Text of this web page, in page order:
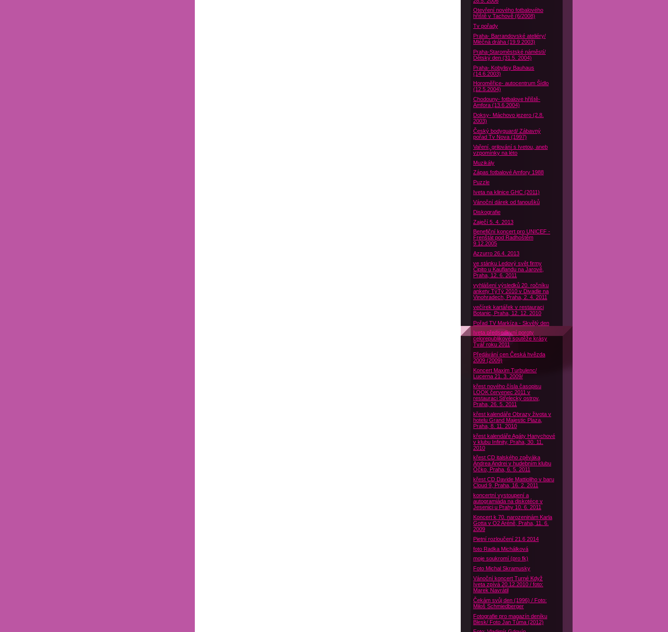
Otevření nového fotbalového
hřiště v Tachově (6/2008)
Tv pořady
Praha- Barrandovské ateliéry/
Mléčná dráha (19.9 2003)
Praha-Staroměstské náměstí/
Dětský den (31.5. 2004)
Praha- Kobylisy Bauhaus
(14.6.2003)
Horoměřice- autocentrum Šídlo
(12.5.2004)
Chodouny- fotbalove hřiště-
Amfora (13.6.2004)
Doksy- Máchovo jezero (2.8.
2003)
Český bodyguard/ Zábavný
pořad Tv Nova (1997)
Vaření, grilování s Ivetou, aneb
vzpomínky na léto
Muzikály
Zápas fotbalové Amfory 1988
Puzzle
Iveta na klinice GHC (2011)
Vánoční dárek od fanoušků
Diskografie
Zaječí 5. 4. 2013
Benefiční koncert pro UNICEF -
Frenštát pod Radhoštěm
9.12.2005
Azzurro 26.4. 2013
ve stánku Ledový svět firmy
Čipito u Kauflandu na Jarově,
Praha, 12. 6. 2011
vyhlášení výsledků 20. ročníku
ankety TýTý 2010 v Divadle na
Vinohradech, Praha, 2. 4. 2011
večírek kartářek v restauraci
Botanic, Praha, 12. 12. 2010
Pořad TV Markíza - Skvělý den
Iveta předsedkyní poroty
celorepublikové soutěže krásy
Tvář roku 2011
Předávání cen Česká hvězda
2009 (2009)
Koncert Maxim Turbulenc/
Lucerna 21. 3. 2009/
křest nového čísla časopisu
LOOK červenec 2011 v
restauraci Střelecký ostrov,
Praha, 26. 5. 2011
křest kalendáře Obrazy života v
hotelu Grand Majestic Plaza,
Praha, 8. 11. 2010
křest kalendáře Agáty Hanychové
v klubu Infinity, Praha, 30. 11.
2010
křest CD italského zpěváka
Andrea Andrei v hudebním klubu
Óčko, Praha, 6. 5. 2011
křest CD Davide Mattioliho v baru
Cloud 9, Praha, 16. 2. 2011
koncertní vystoupení a
autogramiáda na diskotéce v
Jesenici u Prahy 10. 6. 2011
Koncert k 70. narozeninám Karla
Gotta v O2 Aréně, Praha, 11. 6.
2009
Pietní rozloučení 21.6 2014
foto Radka Michálková
moje soukromí (pro fk)
Foto Michal Skramusky
Vánoční koncert Turné Když
Iveta zpívá 20.12.2010 / foto:
Marek Navrátil
Čekám svůj den (1996) / Foto:
Miloš Schmiedberger
Fotografie pro magazín deníku
Blesk/ Foto Jan Tůma (2012)